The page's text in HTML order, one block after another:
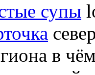
супы
в